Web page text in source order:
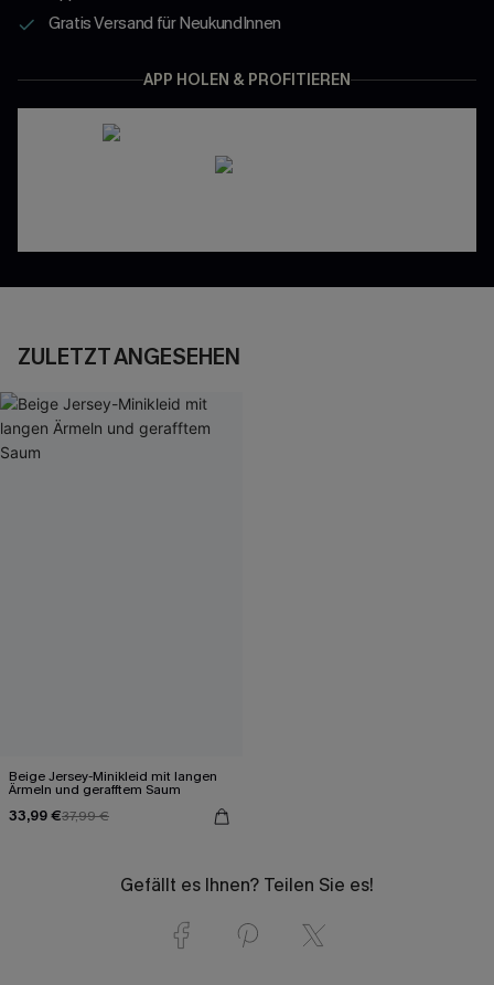
Gratis Versand für NeukundInnen
APP HOLEN & PROFITIEREN
ZULETZT ANGESEHEN
Beige Jersey-Minikleid mit langen
Ärmeln und gerafftem Saum
33,99 €37,99 €
Gefällt es Ihnen? Teilen Sie es!